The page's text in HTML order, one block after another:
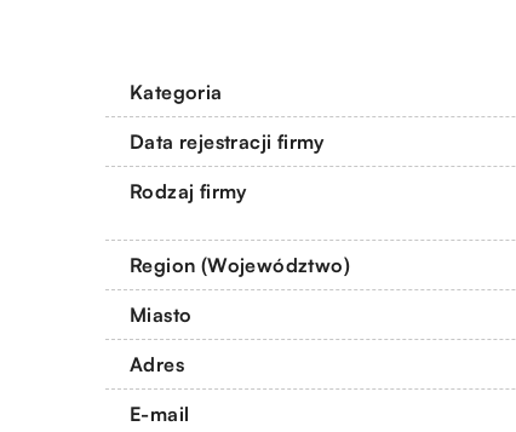
Kategoria
Data rejestracji firmy
Rodzaj firmy
Region (Województwo)
Miasto
Adres
E-mail